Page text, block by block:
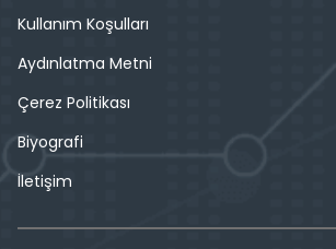
Kullanım Koşulları
Aydınlatma Metni
Çerez Politikası
Biyografi
İletişim